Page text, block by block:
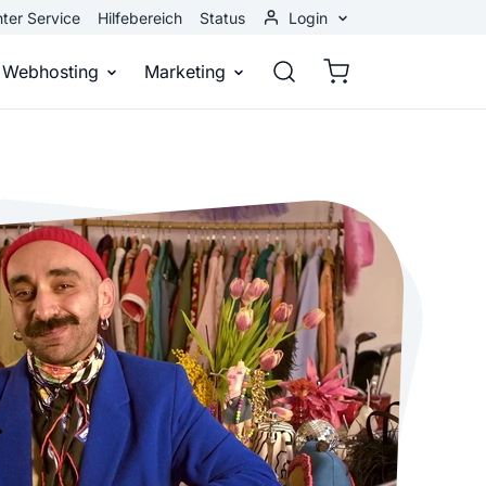
Service Hilfebereich Status Login
Kundenbereich
Webmail
überall
Baukasten
ohne Programmierkenntnisse
erstellen
noch heute online
Webhosting
Rankingcoach
Schnell und einfach an die Spitze bei Google
Premium Services
Individuelle technische Unterstützung
Marketing
Google Anzeigen
Sofort sichtbar bei Google
Banner-Werbung
Deine Anzeigen auf anderen